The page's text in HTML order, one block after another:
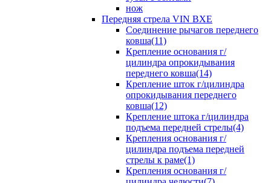
нож
Передняя стрела VIN BXE
Cоединение рычагов переднего
ковша(11)
Крепление основания г/
цилиндра опрокидывания
переднего ковша(14)
Крепление шток г/цилиндра
опрокидывания переднего
ковша(12)
Крепление штока г/цилиндра
подъема передней стрелы(4)
Крепления основания г/
цилиндра подъема передней
стрелы к раме(1)
Крепления основания г/